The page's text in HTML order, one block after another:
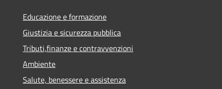
Educazione e formazione
Giustizia e sicurezza pubblica
Tributi,finanze e contravvenzioni
Ambiente
Salute, benessere e assistenza